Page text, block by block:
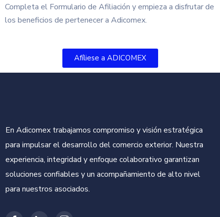
Completa el Formulario de Afiliación y empieza a disfrutar de
los beneficios de pertenecer a Adicomex.
Afíliese a ADICOMEX
En Adicomex trabajamos compromiso y visión estratégica
para impulsar el desarrollo del comercio exterior. Nuestra
experiencia, integridad y enfoque colaborativo garantizan
soluciones confiables y un acompañamiento de alto nivel
para nuestros asociados.